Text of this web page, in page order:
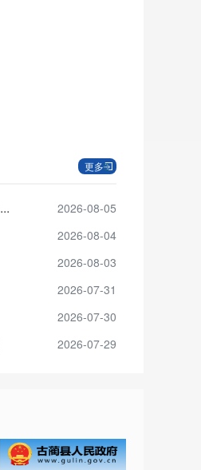
更多
2026-08-05
2026-08-04
2026-08-03
2026-07-31
2026-07-30
2026-07-29